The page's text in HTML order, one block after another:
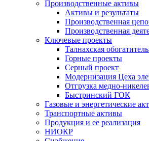
Производственные активы
Активы и результаты
Производственная
Производственная
Ключевые проекты
Талнахская
Горные проекты
Серный проект
Модернизация Цеха
Отгрузка медно-
Быстринский ГОК
Газовые и энергетические
Транспортные активы
Продукция и ее реализация
НИОКР